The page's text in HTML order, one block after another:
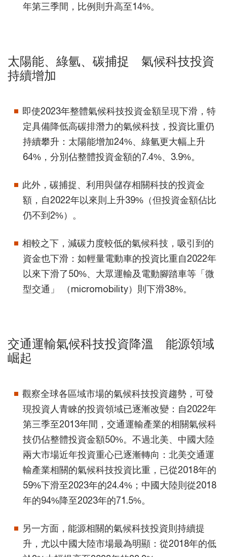
年第三季間，比例則升高至14%。
太陽能、綠氫、碳捕捉 氣候科技投資
持續增加
即使2023年整體氣候科技投資金額呈現下滑，特
定具備降低高碳排潛力的氣候科技，投資比重仍
持續攀升：太陽能增加24%、綠氫更大幅上升
64%，分別佔整體投資金額的7.4%、3.9%。
此外，碳捕捉、利用與儲存相關科技的投資金
額，自2022年以來則上升39%（但投資金額佔比
仍不到2%）。
相較之下，減碳力度較低的氣候科技，吸引到的
資金也下滑：如輕量電動車的投資比重自2022年
以來下滑了50%、大眾運輸及電動腳踏車等「微
型交通」 （micromobility）則下滑38%。
交通運輸氣候科技投資降溫 能源領域
崛起
觀察全球各區域市場的氣候科技投資趨勢，可發
現投資人青睞的投資領域已逐漸改變：自2022年
第三季至2013年間，交通運輸產業的相關氣候科
技仍佔整體投資金額50%。不過北美、中國大陸
兩大市場近年投資重心已逐漸轉向：北美交通運
輸產業相關的氣候科技投資比重，已從2018年的
59%下滑至2023年的24.4%；中國大陸則從2018
年的94%降至2023年的71.5%。
另一方面，能源相關的氣候科技投資則持續提
升，尤以中國大陸市場最為明顯：從2018年的低